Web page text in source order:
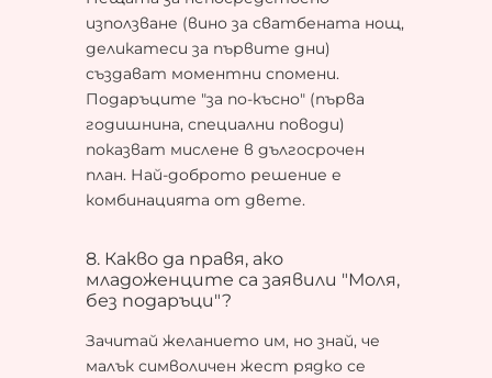
използване (вино за сватбената нощ,
деликатеси за първите дни)
създават моментни спомени.
Подаръците "за по-късно" (първа
годишнина, специални поводи)
показват мислене в дългосрочен
план. Най-доброто решение е
комбинацията от двете.
8. Какво да правя, ако
младоженците са заявили "Моля,
без подаръци"?
Зачитай желанието им, но знай, че
малък символичен жест рядко се